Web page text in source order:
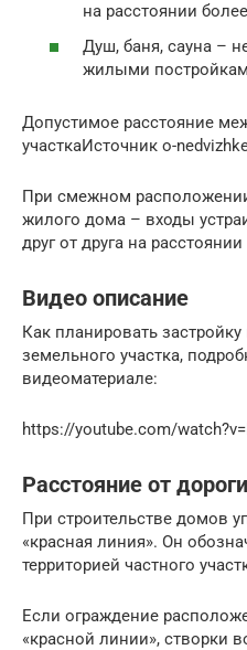
на расстоянии
Душ, баня, сауна –
жилыми
Допустимое расстояние
участкаИсточник o-
При смежном
жилого дома – входы
друг от друга на
Видео описание
Как планировать
земельного участка,
видеоматериале:
https://youtube.com/
Расстояние от
При строительстве домов
«красная линия». Он
территорией частного
Если ограждение
«красной линии», створки